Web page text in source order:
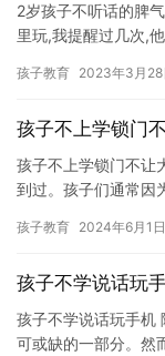
2岁孩子不听话的脾
里玩,我提醒过几次,
孩子教育 2023年3月28
孩子不上学锁门
孩子不上学锁门不让
到过。孩子们通常因
惑，不…
孩子教育 2024年6月1日
孩子不学说话玩
孩子不学说话玩手机
可或缺的一部分。然